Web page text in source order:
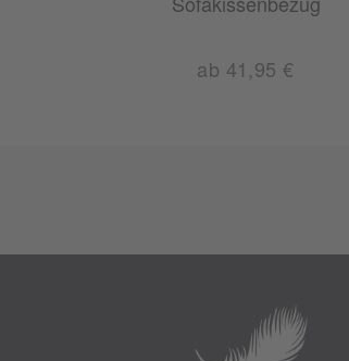
ab 41,95 €